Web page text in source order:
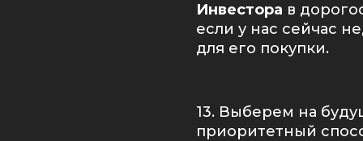
Инвестора в
если у нас сейчас
для его покупки.
13. Выберем на
приоритетный